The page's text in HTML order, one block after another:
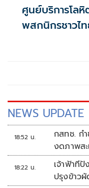
ศูนย์บริการโล
พสกนิกรชาวไ
NEWS UPDATE
18:52 น.
กสทช. กำ
งดภาพสะ
18:22 น.
เจ้าฟ้าที
ปรุงข้าวผั